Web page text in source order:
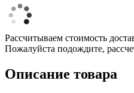
Рассчитываем стоимость
Пожалуйста подождите,
Описание товара